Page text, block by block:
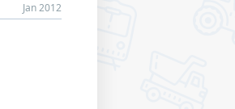
Jan 2012